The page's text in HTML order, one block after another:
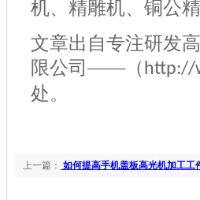
机、精雕机、铜公精
文章出自专注研发
限公司——（ http://
处。
上一篇： 如何提高手机盖板高光机加工工